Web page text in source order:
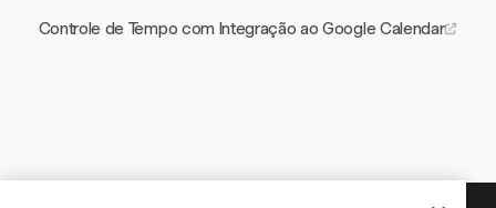
Controle de Tempo com Integração ao Google Calendar